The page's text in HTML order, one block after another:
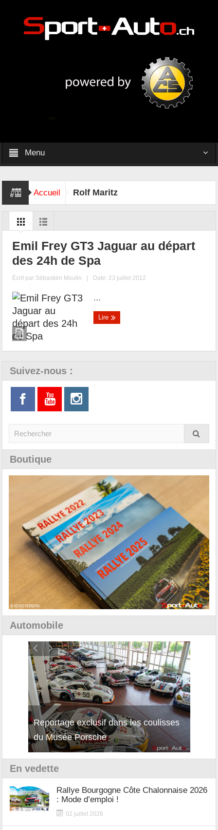
Menu
Accueil Rolf Maritz
Emil Frey GT3 Jaguar au départ
des 24h de Spa
Écrit par Sébastien Moulin | Date: 23 juillet 2012
...
Lire
Suivez-nous :
Boutique
Automobile
Reportage exclusif dans les coulisses
du Musée Porsche
Découverte de la nouvelle Ferrari
12Cilindri Manuale
En vedette
Rallye Bourgogne Côte Chalonnaise 2026
: Mode d’emploi !
02 juillet 2026